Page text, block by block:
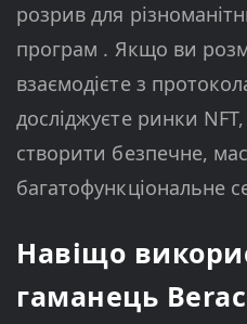
розрив для
програм . Якщо ви
взаємодієте з
досліджуєте ринки
створити безпечне,
багатофункціональне
Навіщо
гаманець